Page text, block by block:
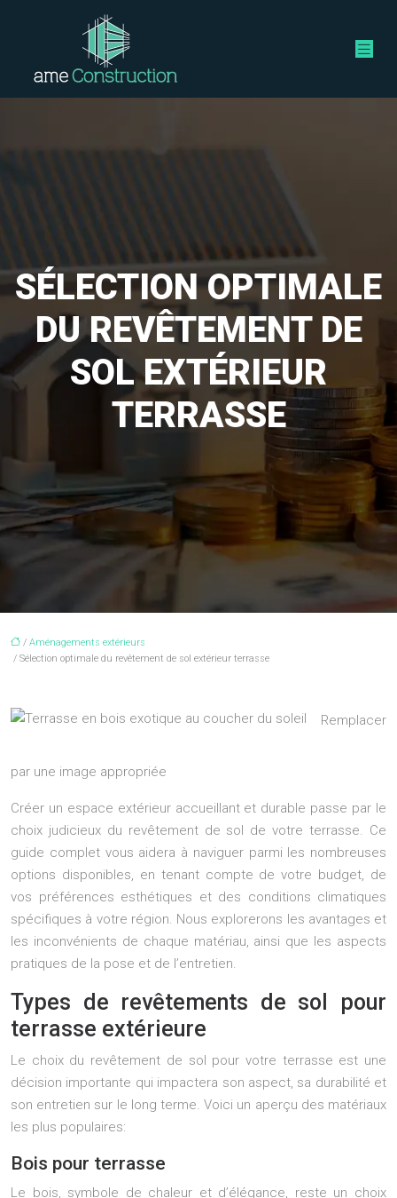
SÉLECTION OPTIMALE
DU REVÊTEMENT DE
SOL EXTÉRIEUR
TERRASSE
/ Aménagements extérieurs
/ Sélection optimale du revêtement de sol extérieur terrasse
Remplacer
par une image appropriée
Créer un espace extérieur accueillant et durable passe par le
choix judicieux du revêtement de sol de votre terrasse. Ce
guide complet vous aidera à naviguer parmi les nombreuses
options disponibles, en tenant compte de votre budget, de
vos préférences esthétiques et des conditions climatiques
spécifiques à votre région. Nous explorerons les avantages et
les inconvénients de chaque matériau, ainsi que les aspects
pratiques de la pose et de l’entretien.
Types de revêtements de sol pour
terrasse extérieure
Le choix du revêtement de sol pour votre terrasse est une
décision importante qui impactera son aspect, sa durabilité et
son entretien sur le long terme. Voici un aperçu des matériaux
les plus populaires:
Bois pour terrasse
Le bois, symbole de chaleur et d’élégance, reste un choix